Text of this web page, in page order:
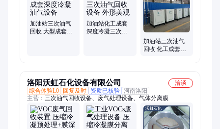
撬装站、配料罐、水泥灌、储罐化工、网架结构、钢构网架
加油站三次油气
回收 大型成套深
加油站化工成套
深度冷凝三次油
加油站三次油气
回收 化工成套深
洛阳沃虹石化设备有限公司
洽谈
综合体验L0
回复及时 资质已核验 河南洛阳
主营： 三次油气回收设备、废气处理设备、气体分离膜